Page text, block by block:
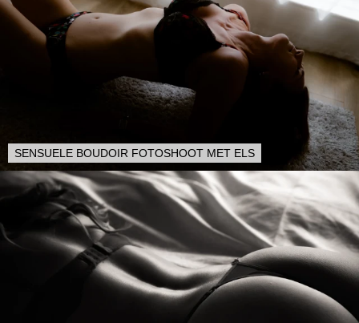
SENSUELE BOUDOIR FOTOSHOOT MET ELS